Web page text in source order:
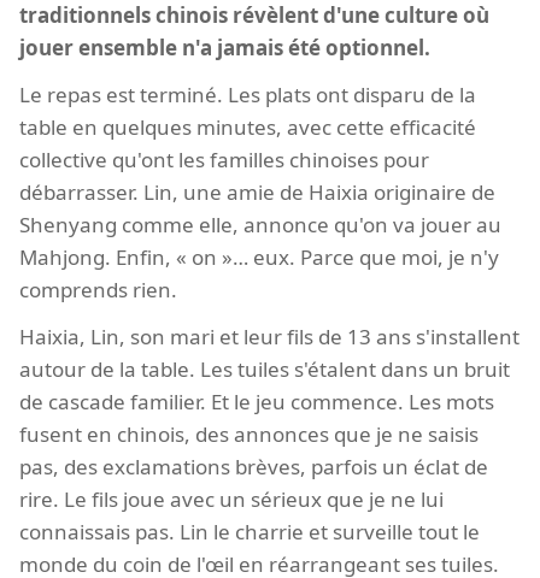
traditionnels chinois révèlent d'une culture où
jouer ensemble n'a jamais été optionnel.
Le repas est terminé. Les plats ont disparu de la
table en quelques minutes, avec cette efficacité
collective qu'ont les familles chinoises pour
débarrasser. Lin, une amie de Haixia originaire de
Shenyang comme elle, annonce qu'on va jouer au
Mahjong. Enfin, « on »… eux. Parce que moi, je n'y
comprends rien.
Haixia, Lin, son mari et leur fils de 13 ans s'installent
autour de la table. Les tuiles s'étalent dans un bruit
de cascade familier. Et le jeu commence. Les mots
fusent en chinois, des annonces que je ne saisis
pas, des exclamations brèves, parfois un éclat de
rire. Le fils joue avec un sérieux que je ne lui
connaissais pas. Lin le charrie et surveille tout le
monde du coin de l'œil en réarrangeant ses tuiles.